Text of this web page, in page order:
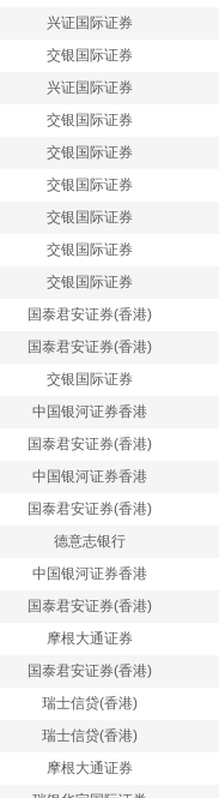
兴证国际证券
交银国际证券
兴证国际证券
交银国际证券
交银国际证券
交银国际证券
交银国际证券
交银国际证券
交银国际证券
国泰君安证券(香港)
国泰君安证券(香港)
交银国际证券
中国银河证券香港
国泰君安证券(香港)
中国银河证券香港
国泰君安证券(香港)
德意志银行
中国银河证券香港
国泰君安证券(香港)
摩根大通证券
国泰君安证券(香港)
瑞士信贷(香港)
瑞士信贷(香港)
摩根大通证券